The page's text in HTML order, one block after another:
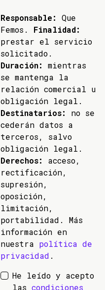
Responsable:
Que
Femos. Finalidad:
prestar el servicio
solicitado.
Duración:
mientras
se mantenga la
relación comercial u
obligación legal.
Destinatarios:
no se
cederán datos a
terceros, salvo
obligación legal.
Derechos:
acceso,
rectificación,
supresión,
oposición,
limitación,
portabilidad. Más
información en
nuestra política de
privacidad .
He leído y acepto
las condiciones